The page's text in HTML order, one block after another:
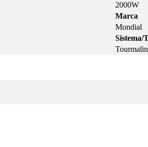
2000W
Marca
Mondial
Sistema/